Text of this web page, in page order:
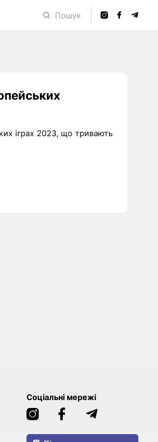
Пошук
іграх 2023, що тривають
Соціальні мережі